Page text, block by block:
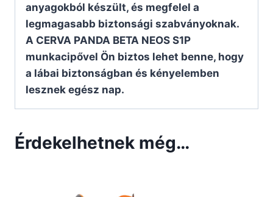
anyagokból készült, és megfelel a
legmagasabb biztonsági szabványoknak.
A CERVA PANDA BETA NEOS S1P
munkacipővel Ön biztos lehet benne, hogy
a lábai biztonságban és kényelemben
lesznek egész nap.
Érdekelhetnek még…